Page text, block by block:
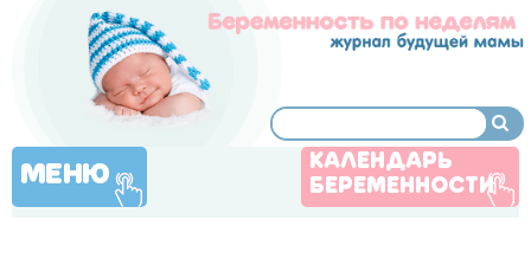
МЕНЮ
КАЛЕНДАРЬ
БЕРЕМЕННОСТИ